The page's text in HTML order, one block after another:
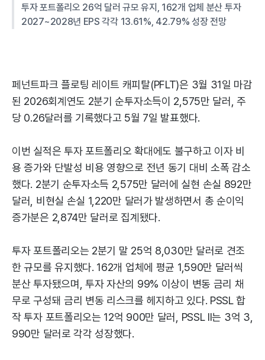
투자 포트폴리오 26억 달러 규모 유지, 162개 업체 분산 투자
2027~2028년 EPS 각각 13.61%, 42.79% 성장 전망
페넌트파크 플로팅 레이트 캐피탈(PFLT)은 3월 31일 마감
된 2026회계연도 2분기 순투자소득이 2,575만 달러, 주
당 0.26달러를 기록했다고 5월 7일 발표했다.
이번 실적은 투자 포트폴리오 확대에도 불구하고 이자 비
용 증가와 단발성 비용 영향으로 전년 동기 대비 소폭 감소
했다. 2분기 순투자소득 2,575만 달러에 실현 손실 892만
달러, 비현실 손실 1,220만 달러가 발생하면서 총 순이익
증가분은 2,874만 달러로 집계됐다.
투자 포트폴리오는 2분기 말 25억 8,030만 달러로 견조
한 규모를 유지했다. 162개 업체에 평균 1,590만 달러씩
분산 투자됐으며, 투자 자산의 99% 이상이 변동 금리 채
무로 구성돼 금리 변동 리스크를 헤지하고 있다. PSSL 합
작 투자 포트폴리오는 12억 900만 달러, PSSL II는 3억 3,
990만 달러로 각각 성장했다.